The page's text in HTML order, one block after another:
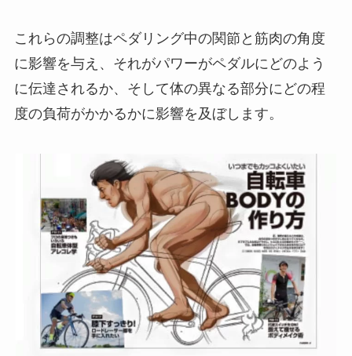
これらの調整はペダリング中の関節と筋肉の角度
に影響を与え、それがパワーがペダルにどのよう
に伝達されるか、そして体の異なる部分にどの程
度の負荷がかかるかに影響を及ぼします。